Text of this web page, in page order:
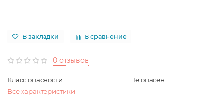
В закладки В сравнение
0 отзывов
Класс опасности
Не опасен
Все характеристики